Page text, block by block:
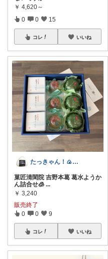
￥ 4,620～
0 0 15
コレ いいね
たっきゃん！🍙日陰で休憩してね🍉
菓匠清閑院 吉野本葛 葛水ようか
ん詰合せ🧊 ...
￥ 3,240
販売終了
0 0 9
コレ いいね